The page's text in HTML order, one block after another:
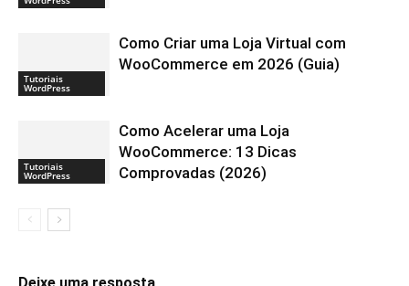
Tutoriais
WordPress
Como Criar uma Loja Virtual com
WooCommerce em 2026 (Guia)
Tutoriais
WordPress
Como Acelerar uma Loja
WooCommerce: 13 Dicas
Comprovadas (2026)